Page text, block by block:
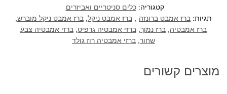
קטגוריה:כלים סניטריים ואביזרים
תגיות: ברז אמבט ברונזה ברז אמבט ניקל ברז אמבט ניקל מוברש
ברז אמבטיה ברז נמוך ברזי אמבטיה גרפיט ברזי אמבטיה צבע
שחור ברזי אמבטיה רוז גולד
מוצרים קשורים